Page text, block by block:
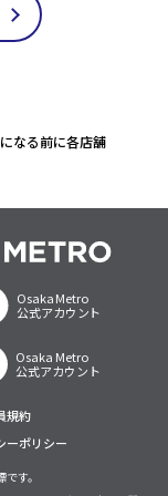
なる前に各店舗
Osaka Metro
公式アカウント
Osaka Metro
公式アカウント
規約
ーポリシー
す。